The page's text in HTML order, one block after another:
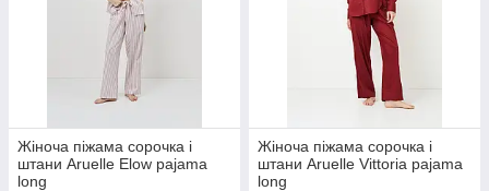
Жіноча піжама сорочка і
штани Aruelle Elow pajama
long
Жіноча піжама сорочка і
штани Aruelle Vittoria pajama
long